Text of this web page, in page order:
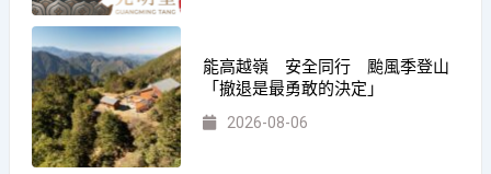
能高越嶺 安全同行 颱風季登山
「撤退是最勇敢的決定」
2026-08-06